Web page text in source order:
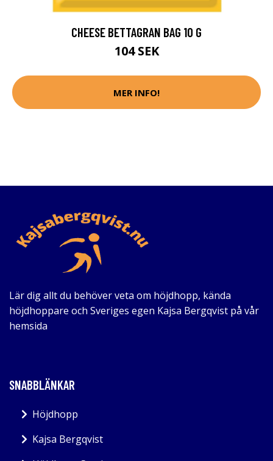
CHEESE BETTAGRAN BAG 10 G
104 SEK
MER INFO!
Lär dig allt du behöver veta om höjdhopp, kända
höjdhoppare och Sveriges egen Kajsa Bergqvist på vår
hemsida
SNABBLÄNKAR
Höjdhopp
Kajsa Bergqvist